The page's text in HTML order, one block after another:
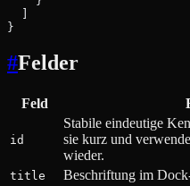
  ]
}
#Felder
Feld
id
Stabile eindeutige
sie kurz und
wieder.
title Beschriftung im